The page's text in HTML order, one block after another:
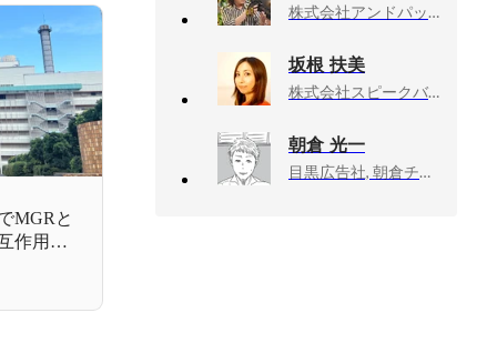
MGRと
作用し
株式会社アンドパッド, 社長室
坂根 扶美
株式会社スピークバディ, HR 採用担当
朝倉 光一
目黒広告社, 朝倉チーム／クリエイティブ・ディレクター